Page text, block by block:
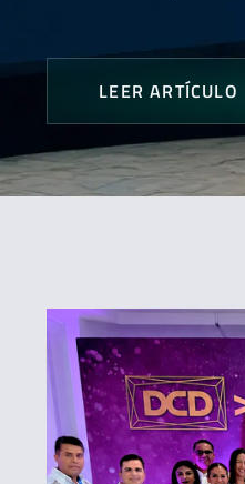
LEER ARTÍCULO
TodosExpansión